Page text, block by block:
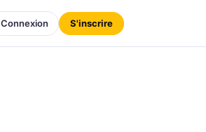
Connexion S'inscrire